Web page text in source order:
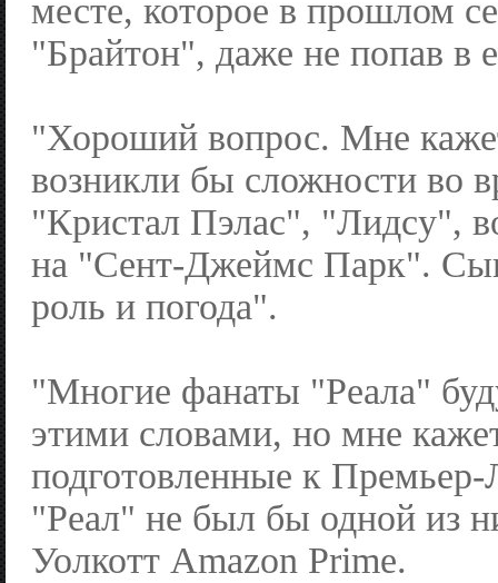
месте, которое в прошлом
"Брайтон", даже не попав в
"Хороший вопрос. Мне
возникли бы сложности во
"Кристал Пэлас", "Лидсу",
на "Сент-Джеймс Парк".
роль и погода".
"Многие фанаты "Реала"
этими словами, но мне
подготовленные к
"Реал" не был бы одной из
Уолкотт Amazon Prime.